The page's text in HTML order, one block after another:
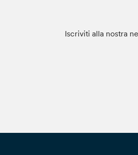
Iscriviti alla nostra